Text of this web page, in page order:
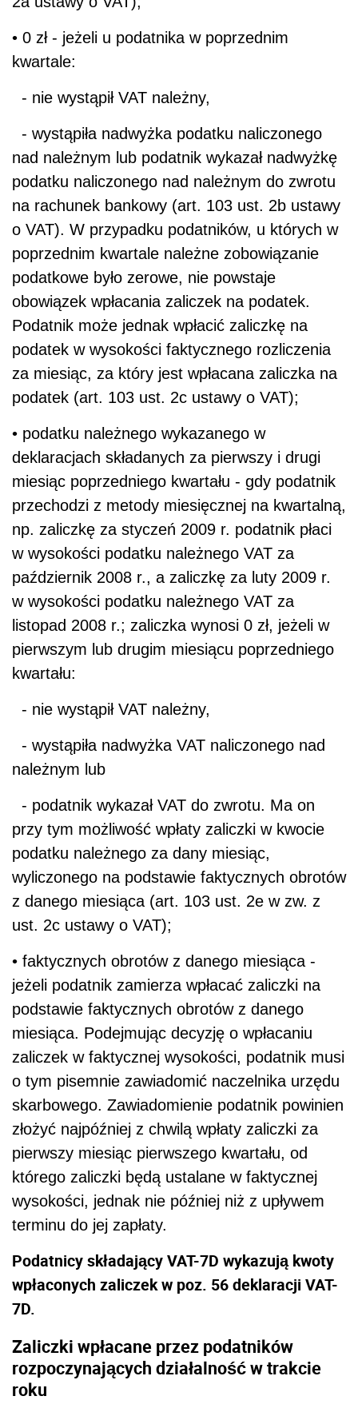
• 0 zł - jeżeli u podatnika w poprzednim
kwartale:
- nie wystąpił VAT należny,
- wystąpiła nadwyżka podatku naliczonego
nad należnym lub podatnik wykazał nadwyżkę
podatku naliczonego nad należnym do zwrotu
na rachunek bankowy (art. 103 ust. 2b ustawy
o VAT). W przypadku podatników, u których w
poprzednim kwartale należne zobowiązanie
podatkowe było zerowe, nie powstaje
obowiązek wpłacania zaliczek na podatek.
Podatnik może jednak wpłacić zaliczkę na
podatek w wysokości faktycznego rozliczenia
za miesiąc, za który jest wpłacana zaliczka na
podatek (art. 103 ust. 2c ustawy o VAT);
• podatku należnego wykazanego w
deklaracjach składanych za pierwszy i drugi
miesiąc poprzedniego kwartału - gdy podatnik
przechodzi z metody miesięcznej na kwartalną,
np. zaliczkę za styczeń 2009 r. podatnik płaci
w wysokości podatku należnego VAT za
październik 2008 r., a zaliczkę za luty 2009 r.
w wysokości podatku należnego VAT za
listopad 2008 r.; zaliczka wynosi 0 zł, jeżeli w
pierwszym lub drugim miesiącu poprzedniego
kwartału:
- nie wystąpił VAT należny,
- wystąpiła nadwyżka VAT naliczonego nad
należnym lub
- podatnik wykazał VAT do zwrotu. Ma on
przy tym możliwość wpłaty zaliczki w kwocie
podatku należnego za dany miesiąc,
wyliczonego na podstawie faktycznych obrotów
z danego miesiąca (art. 103 ust. 2e w zw. z
ust. 2c ustawy o VAT);
• faktycznych obrotów z danego miesiąca -
jeżeli podatnik zamierza wpłacać zaliczki na
podstawie faktycznych obrotów z danego
miesiąca. Podejmując decyzję o wpłacaniu
zaliczek w faktycznej wysokości, podatnik musi
o tym pisemnie zawiadomić naczelnika urzędu
skarbowego. Zawiadomienie podatnik powinien
złożyć najpóźniej z chwilą wpłaty zaliczki za
pierwszy miesiąc pierwszego kwartału, od
którego zaliczki będą ustalane w faktycznej
wysokości, jednak nie później niż z upływem
terminu do jej zapłaty.
Podatnicy składający VAT-7D wykazują kwoty
wpłaconych zaliczek w poz. 56 deklaracji VAT-
7D.
Zaliczki wpłacane przez podatników
rozpoczynających działalność w trakcie
roku